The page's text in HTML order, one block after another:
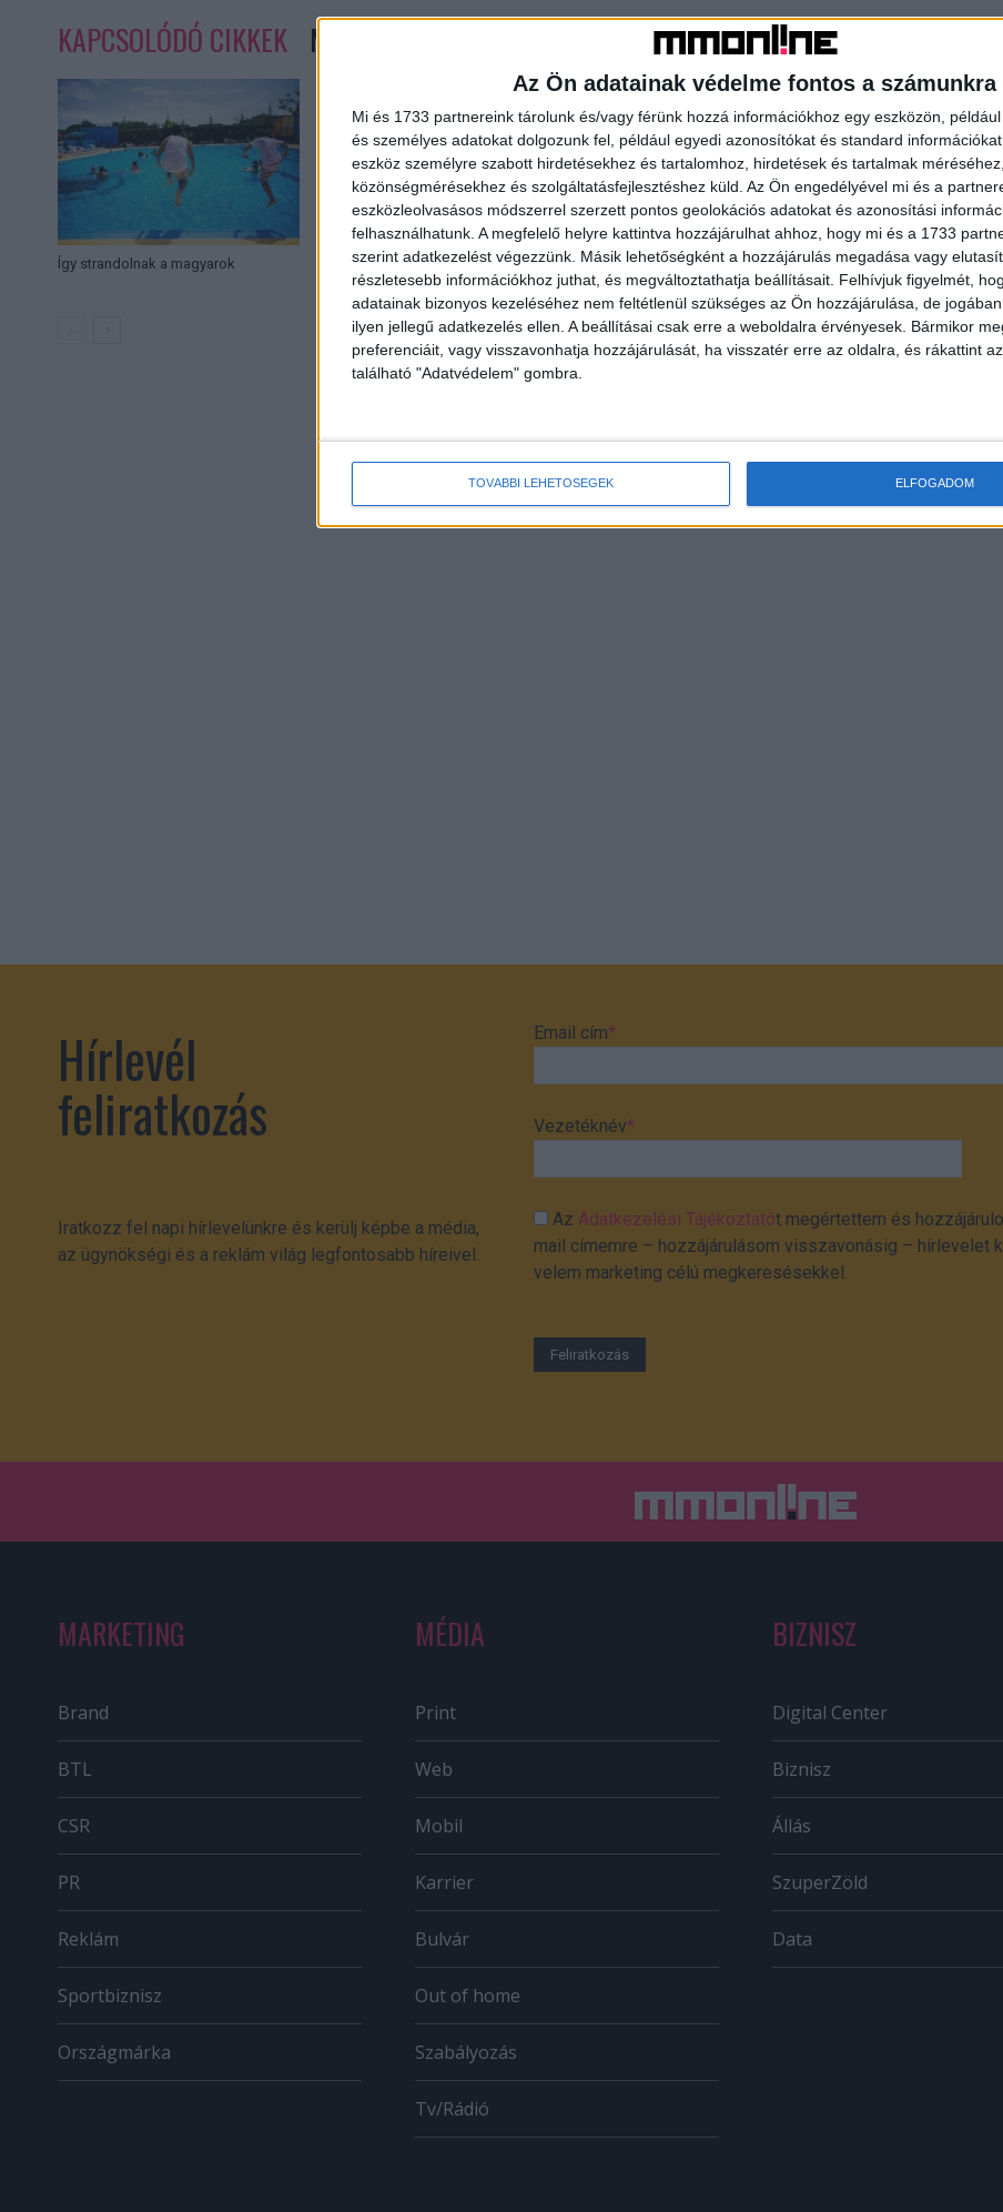
Az Ön adatainak védelme fontos a számunkra
Mi és 1733 partnereink tárolunk és/vagy férünk hozzá információkhoz egy eszközön, például
és személyes adatokat dolgozunk fel, például egyedi azonosítókat és standard
eszköz személyre szabott hirdetésekhez és tartalomhoz, hirdetések és tartalmak méréséhez,
közönségmérésekhez és szolgáltatásfejlesztéshez küld. Az Ön engedélyével mi és a
eszközleolvasásos módszerrel szerzett pontos geolokációs adatokat és azonosítási
felhasználhatunk. A megfelelő helyre kattintva hozzájárulhat ahhoz, hogy mi és a 1733
szerint adatkezelést végezzünk. Másik lehetőségként a hozzájárulás megadása vagy
részletesebb információkhoz juthat, és megváltoztathatja beállításait. Felhívjuk figyelmét,
adatainak bizonyos kezeléséhez nem feltétlenül szükséges az Ön hozzájárulása, de
ilyen jellegű adatkezelés ellen. A beállításai csak erre a weboldalra érvényesek. Bármikor
preferenciáit, vagy visszavonhatja hozzájárulását, ha visszatér erre az oldalra, és rákattint
található "Adatvédelem" gombra.
TOVÁBBI LEHETŐSÉGEK ELFOGADOM
KAPCSOLÓDÓ CIKKEK MORE FROM AUTHOR
Így strandolnak a magyarok
Ezért ugrik meg a munkabalesetek száma
nyáron
Eltűnőben a nyaralókereslet a Velencei-tónál
Hírlevél
feliratkozás
Iratkozz fel napi hírlevelünkre és kerülj képbe a média,
az ügynökségi és a reklám világ legfontosabb híreivel.
Email cím*
Vezetéknév*
AzAdatkezelési Tájékoztatót megértettem és
mail címemre – hozzájárulásom visszavonásig – hírlevelet
velem marketing célú megkeresésekkel.
MARKETING
Brand
BTL
CSR
PR
Reklám
Sportbiznisz
Országmárka
MÉDIA
Print
Web
Mobil
Karrier
Bulvár
Out of home
Szabályozás
Tv/Rádió
BIZNISZ
Digital Center
Biznisz
Állás
SzuperZöld
Data